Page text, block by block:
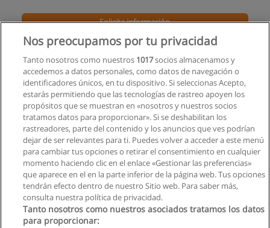
Impartido en:
Solicita información
Nos preocupamos por tu privacidad
Tanto nosotros como nuestros 1017socios almacenamos y
accedemos a datos personales, como datos de navegación o
identificadores únicos, en tu dispositivo. Si seleccionas Acepto,
estarás permitiendo que las tecnologías de rastreo apoyen los
propósitos que se muestran en «nosotros y nuestros socios
tratamos datos para proporcionar». Si se deshabilitan los
rastreadores, parte del contenido y los anuncios que ves podrían
dejar de ser relevantes para ti. Puedes volver a acceder a este menú
para cambiar tus opciones o retirar el consentimiento en cualquier
momento haciendo clic en el enlace «Gestionar las preferencias»
que aparece en el en la parte inferior de la página web. Tus opciones
tendrán efecto dentro de nuestro Sitio web. Para saber más,
consulta nuestra política de privacidad.
Tanto nosotros como nuestros asociados tratamos los datos
para proporcionar: